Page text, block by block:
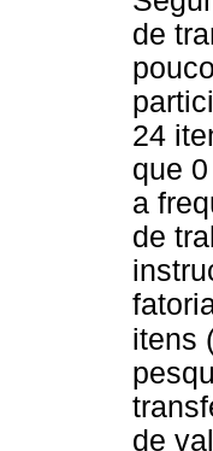
de
24
que
a
de
itens
de